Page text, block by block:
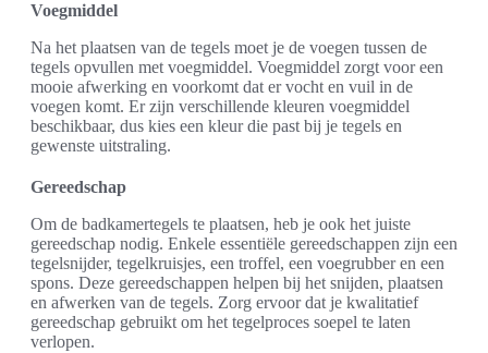
Voegmiddel
Na het plaatsen van de tegels moet je de voegen tussen de
tegels opvullen met voegmiddel. Voegmiddel zorgt voor een
mooie afwerking en voorkomt dat er vocht en vuil in de
voegen komt. Er zijn verschillende kleuren voegmiddel
beschikbaar, dus kies een kleur die past bij je tegels en
gewenste uitstraling.
Gereedschap
Om de badkamertegels te plaatsen, heb je ook het juiste
gereedschap nodig. Enkele essentiële gereedschappen zijn een
tegelsnijder, tegelkruisjes, een troffel, een voegrubber en een
spons. Deze gereedschappen helpen bij het snijden, plaatsen
en afwerken van de tegels. Zorg ervoor dat je kwalitatief
gereedschap gebruikt om het tegelproces soepel te laten
verlopen.